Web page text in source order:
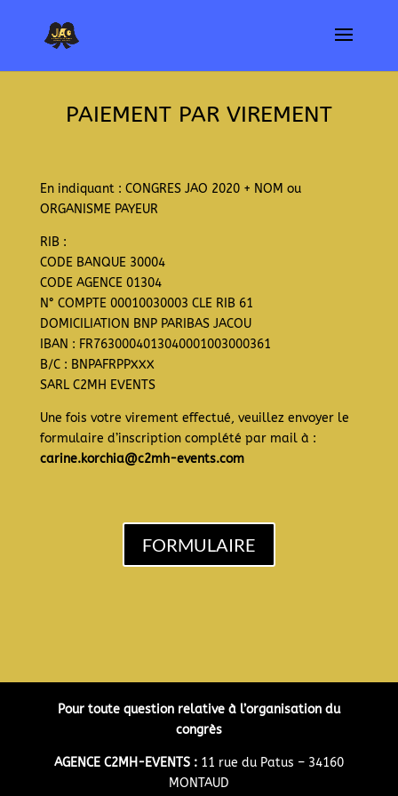
PAIEMENT PAR VIREMENT
En indiquant : CONGRES JAO 2020 + NOM ou
ORGANISME PAYEUR
RIB :
CODE BANQUE 30004
CODE AGENCE 01304
N° COMPTE 00010030003 CLE RIB 61
DOMICILIATION BNP PARIBAS JACOU
IBAN : FR7630004013040001003000361
B/C : BNPAFRPPXXX
SARL C2MH EVENTS
Une fois votre virement effectué, veuillez envoyer le
formulaire d’inscription complété par mail à :
carine.korchia@c2mh-events.com
FORMULAIRE
Pour toute question relative à l’organisation du
congrès
AGENCE C2MH-EVENTS : 11 rue du Patus – 34160
MONTAUD